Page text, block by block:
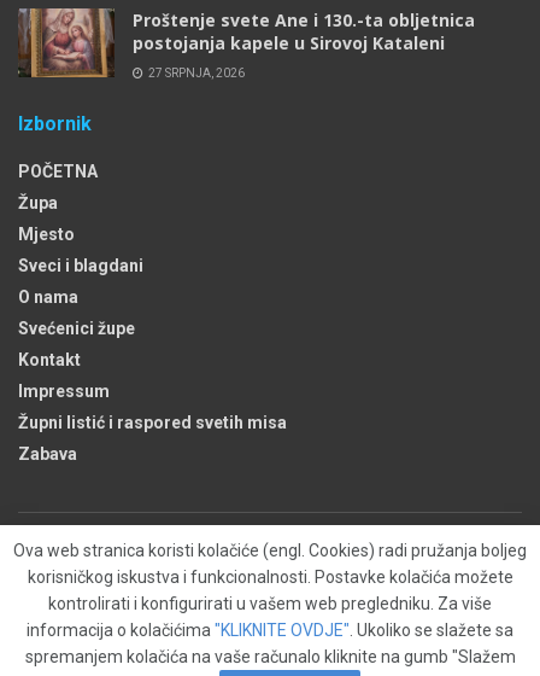
Proštenje svete Ane i 130.-ta obljetnica
postojanja kapele u Sirovoj Kataleni
27 SRPNJA, 2026
Izbornik
POČETNA
Župa
Mjesto
Sveci i blagdani
O nama
Svećenici župe
Kontakt
Impressum
Župni listić i raspored svetih misa
Zabava
Župa Kontakt O nama
Kolačići (engl. Cookies)
Izjava o zaštiti privatnosti
Copyright © 2011-2024BUDROVAC- Sva prava pridržana. - Powered byCMR-
Hosting .
Ova web stranica koristi kolačiće (engl. Cookies) radi pružanja boljeg
korisničkog iskustva i funkcionalnosti. Postavke kolačića možete
kontrolirati i konfigurirati u vašem web pregledniku. Za više
informacija o kolačićima "KLIKNITE OVDJE" . Ukoliko se slažete sa
spremanjem kolačića na vaše računalo kliknite na gumb "Slažem